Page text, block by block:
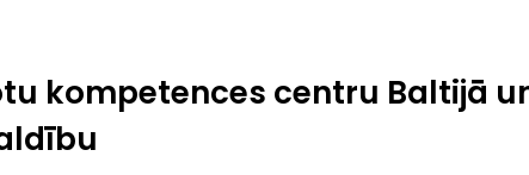
kompetences centru Baltijā